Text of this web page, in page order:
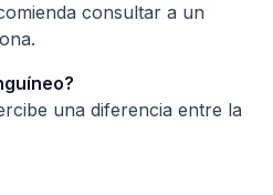
consultar a un
una diferencia entre la